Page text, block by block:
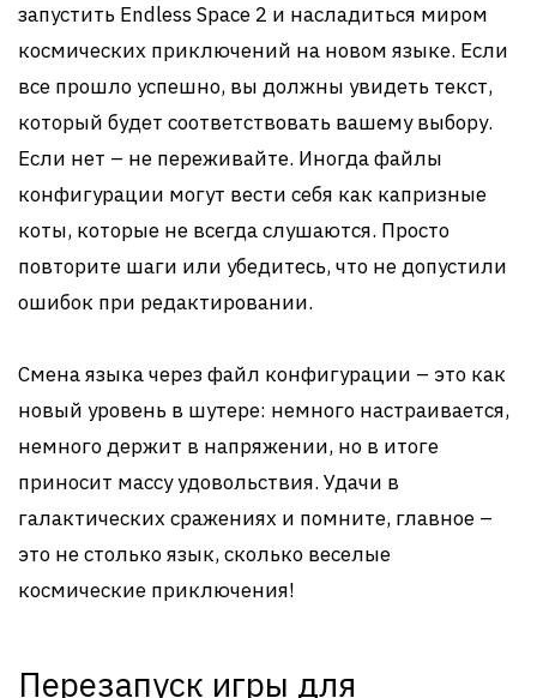
запустить Endless Space 2 и насладиться миром
космических приключений на новом языке. Если
все прошло успешно, вы должны увидеть текст,
который будет соответствовать вашему выбору.
Если нет – не переживайте. Иногда файлы
конфигурации могут вести себя как капризные
коты, которые не всегда слушаются. Просто
повторите шаги или убедитесь, что не допустили
ошибок при редактировании.
Смена языка через файл конфигурации – это как
новый уровень в шутере: немного настраивается,
немного держит в напряжении, но в итоге
приносит массу удовольствия. Удачи в
галактических сражениях и помните, главное –
это не столько язык, сколько веселые
космические приключения!
Перезапуск игры для